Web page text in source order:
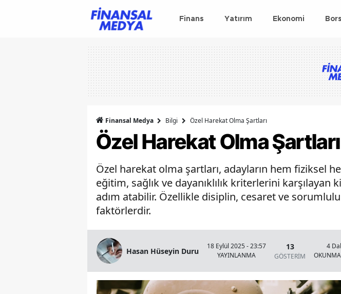
Finans Yatırım Ekonomi
Finansal Medya Bilgi Özel Harekat Olma Şartları
Özel Harekat Olma Şartları
Özel harekat olma şartları, adayların hem fiziksel
eğitim, sağlık ve dayanıklılık kriterlerini
adım atabilir. Özellikle disiplin, cesaret ve
faktörlerdir.
Hasan Hüseyin Duru
18 Eylül 2025 - 23:57
YAYINLANMA
13
GÖSTERİM
4